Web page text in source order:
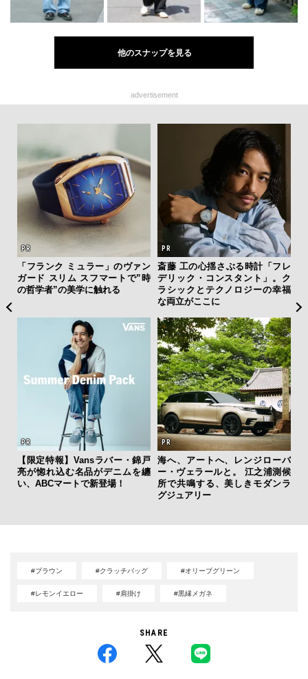
他のスナップを見る
advertisement
「フランク ミュラー」のヴァン
ガード スリム スフマートで”時
の哲学者”の美学に触れる
斎藤 工の心揺さぶる時計「フレ
デリック・コンスタント」。ク
ラシックとテクノロジーの幸福
な両立がここに
【限定特報】Vansラバー・錦戸
亮が惚れ込む名品がデニムを纏
い、ABCマートで新登場！
海へ、アートへ、レンジローバ
ー・ヴェラールと。 江之浦測候
所で共鳴する、美しきモダンラ
グジュアリー
本質
#ブラウン #クラッチバッグ #オリーブグリーン
#レモンイエロー #肩掛け #黒縁メガネ
SHARE